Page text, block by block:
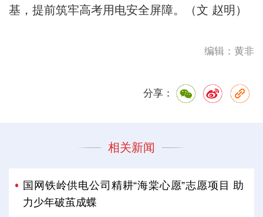
基，提前筑牢高考用电安全屏障。（文 赵明）
编辑：黄非
分享：
相关新闻
国网铁岭供电公司精耕“海棠心愿”志愿项目 助
力少年破茧成蝶